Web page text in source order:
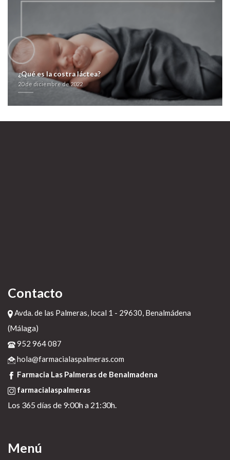
20 de diciembre de 2022
¿Qué es la costra láctea?
20 de diciembre de 2022
Contacto
Avda. de las Palmeras, local 1 - 29630, Benalmádena
(Málaga)
952 964 087
hola@farmacialaspalmeras.com
Farmacia Las Palmeras de Benalmadena
farmacialaspalmeras
Los 365 días de 9:00h a 21:30h.
Menú